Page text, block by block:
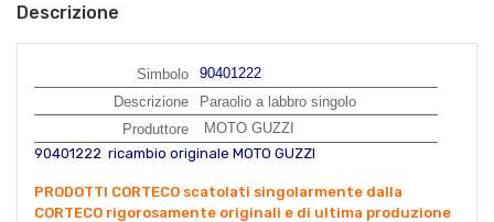
Descrizione
Simbolo
90401222
Descrizione
Paraolio a labbro singolo
Produttore
MOTO GUZZI
90401222 ricambio originale MOTO GUZZI
PRODOTTI CORTECO scatolati singolarmente dalla
CORTECO rigorosamente originali e di ultima produzione